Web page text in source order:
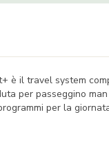
il travel system
per passeggino
per la